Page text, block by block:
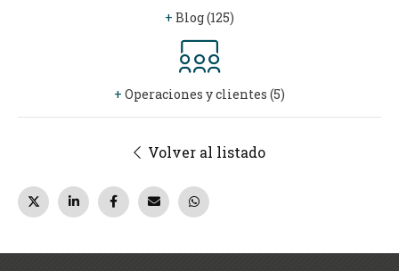
+ Blog (125)
+ Operaciones y clientes (5)
Volver al listado